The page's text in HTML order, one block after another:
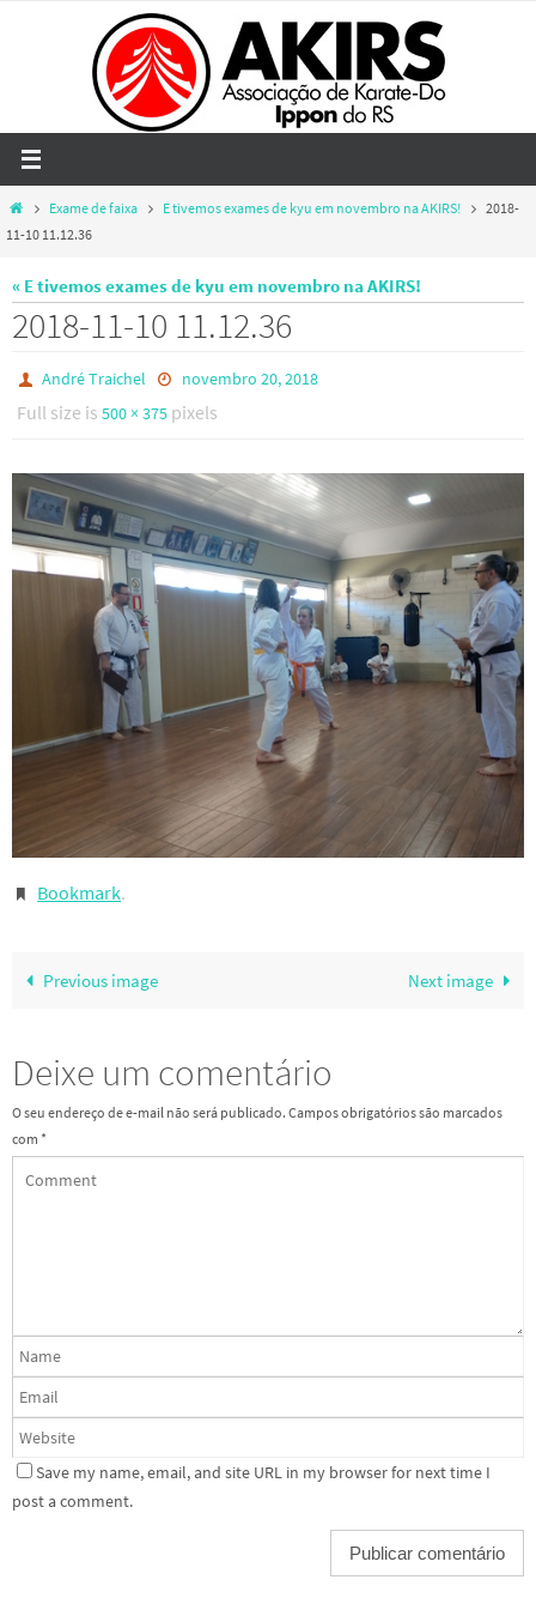
HomeExame de faixa E tivemos exames de kyu em novembro na AKIRS!
2018-
11-10 11.12.36
« E tivemos exames de kyu em novembro na AKIRS!
2018-11-10 11.12.36
André Traichel novembro 20, 2018
Full size is 500 × 375 pixels
Bookmark.
Previous image Next image
Deixe um comentário
O seu endereço de e-mail não será publicado. Campos obrigatórios são marcados
com *
Save my name, email, and site URL in my browser for next time I
post a comment.